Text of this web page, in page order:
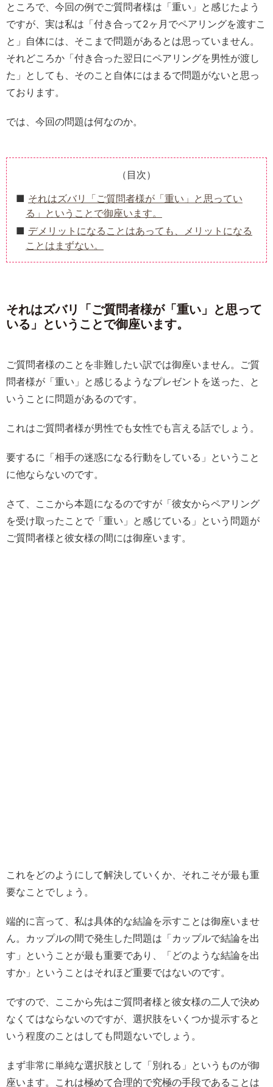
ところで、今回の例でご質問者様は「重い」と感じたよう
ですが、実は私は「付き合って2ヶ月でペアリングを渡すこ
と」自体には、そこまで問題があるとは思っていません。
それどころか「付き合った翌日にペアリングを男性が渡し
た」としても、そのこと自体にはまるで問題がないと思っ
ております。
では、今回の問題は何なのか。
（目次）
それはズバリ「ご質問者様が「重い」と思ってい
る」ということで御座います。
デメリットになることはあっても、メリットになる
ことはまずない。
それはズバリ「ご質問者様が「重い」と思って
いる」ということで御座います。
ご質問者様のことを非難したい訳では御座いません。ご質
問者様が「重い」と感じるようなプレゼントを送った、と
いうことに問題があるのです。
これはご質問者様が男性でも女性でも言える話でしょう。
要するに「相手の迷惑になる行動をしている」ということ
に他ならないのです。
さて、ここから本題になるのですが「彼女からペアリング
を受け取ったことで「重い」と感じている」という問題が
ご質問者様と彼女様の間には御座います。
これをどのようにして解決していくか、それこそが最も重
要なことでしょう。
端的に言って、私は具体的な結論を示すことは御座いませ
ん。カップルの間で発生した問題は「カップルで結論を出
す」ということが最も重要であり、「どのような結論を出
すか」ということはそれほど重要ではないのです。
ですので、ここから先はご質問者様と彼女様の二人で決め
なくてはならないのですが、選択肢をいくつか提示すると
いう程度のことはしても問題ないでしょう。
まず非常に単純な選択肢として「別れる」というものが御
座います。これは極めて合理的で究極の手段であることは